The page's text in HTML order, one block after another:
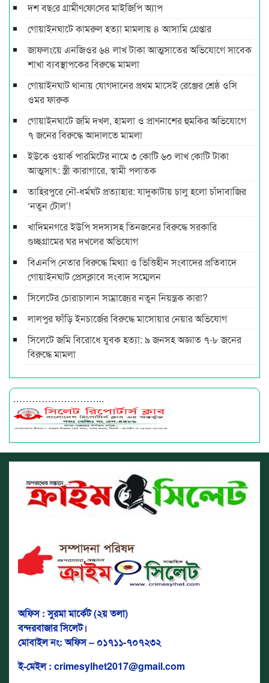
দশ বছ‌রে গ্রামীণ‌ফো‌সের মাইজিপি অ্যাপ
গোয়াইনঘাটে কামরুল হত্যা মামলায় ৪ আসামি গ্রেপ্তার
জাফলংয়ে এনজিওর ৬৪ লাখ টাকা আত্মসাতের অভিযোগে সাবেক
শাখা ব্যবস্থাপকের বিরুদ্ধে মামলা
গোয়াইনঘাট থানায় যোগদানের প্রথম মাসেই রেঞ্জের শ্রেষ্ঠ ওসি
ওমর ফারুক
গোয়াইনঘাটে জমি দখল, হামলা ও প্রাণনাশের হুমকির অভিযোগে
৭ জনের বিরুদ্ধে আদালতে মামলা
ইউকে ওয়ার্ক পারমিটের নামে ৩ কোটি ৬০ লাখ কোটি টাকা
আত্মসাৎ: স্ত্রী কারাগারে, স্বামী পলাতক
তাহিরপুরে নৌ-ধর্মঘট প্রত্যাহার: যাদুকাটায় চালু হলো চাঁদাবাজির
‘নতুন টোল’!
খাদিমনগরে ইউপি সদস্যসহ তিনজনের বিরুদ্ধে সরকারি
গুচ্ছগ্রামের ঘর দখলের অভিযোগ
বিএনপি নেতার বিরুদ্ধে মিথ্যা ও ভিত্তিহীন সংবাদের প্রতিবাদে
গোয়াইনঘাট প্রেসক্লাবে সংবাদ সম্মেলন
সিলেটের চোরাচালান সাম্রাজ্যের নতুন নিয়ন্ত্রক কারা?
লালপুর ফাঁড়ি ইনচার্জের বিরুদ্ধে মাসোয়ার নেয়ার অভিযোগ
সিলেটে জমি বিরোধে যুবক হত্যা: ৯ জনসহ অজ্ঞাত ৭-৮ জনের
বিরুদ্ধে মামলা
………………………..
অফিস : সুরমা মার্কেট (২য় তলা)
বন্দরবাজার সিলেট।
মোবাইল নং: অফিস – ০১৭১১-৭০৭২৩২
ই-মেইল : crimesylhet2017@gmail.com